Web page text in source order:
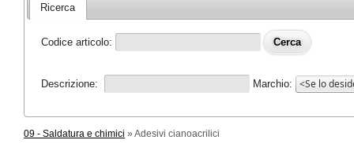
Ricerca
Codice articolo:
Descrizione: Marchio:
09 - Saldatura e chimici » Adesivi cianoacrilici